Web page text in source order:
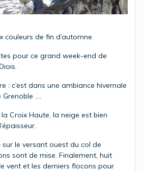
couleurs de fin d’automne.
pour ce grand week-end de
: c’est dans une ambiance hivernale
….
Croix Haute, la neige est bien
le versant ouest du col de
sont de mise. Finalement, huit
vent et les derniers flocons pour